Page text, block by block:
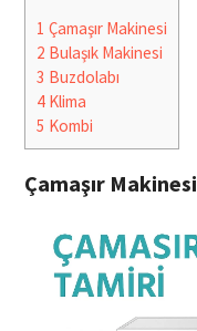
1 Çamaşır Makinesi
2 Bulaşık Makinesi
3 Buzdolabı
4Klima
5 Kombi
Çamaşır Makinesi